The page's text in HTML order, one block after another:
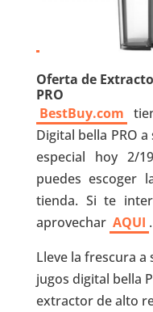
Oferta de
PRO
BestBuy.com
Digital bella PRO
especial hoy 2/
puedes escoger
tienda. Si te
aprovechar AQUI .
Lleve la frescura
jugos digital bella
extractor de alto